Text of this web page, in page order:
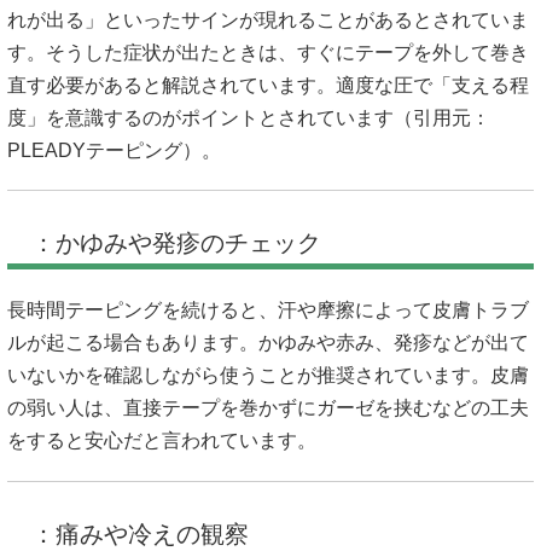
れが出る」といったサインが現れることがあるとされていま
す。そうした症状が出たときは、すぐにテープを外して巻き
直す必要があると解説されています。適度な圧で「支える程
度」を意識するのがポイントとされています（引用元：
PLEADYテーピング）。
：かゆみや発疹のチェック
長時間テーピングを続けると、汗や摩擦によって皮膚トラブ
ルが起こる場合もあります。かゆみや赤み、発疹などが出て
いないかを確認しながら使うことが推奨されています。皮膚
の弱い人は、直接テープを巻かずにガーゼを挟むなどの工夫
をすると安心だと言われています。
：痛みや冷えの観察